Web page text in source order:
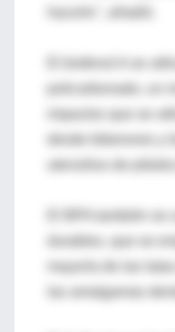
desde biberones y
mayoría de las
las amalgamas